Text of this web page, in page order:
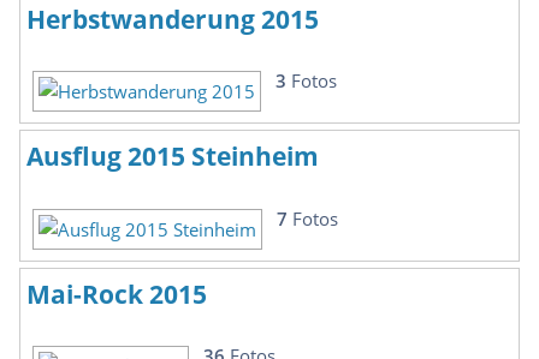
Herbstwanderung 2015
3 Fotos
Ausflug 2015 Steinheim
7 Fotos
Mai-Rock 2015